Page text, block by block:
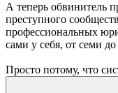
А теперь обвинитель
преступного
профессиональных
сами у себя, от семи
Просто потому, что